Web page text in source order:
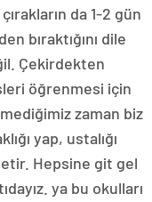
da 1-2 gün
bıraktığını dile
Çekirdekten
öğrenmesi için
zaman biz
yap, ustalığı
Hepsine git gel
ya bu okulları